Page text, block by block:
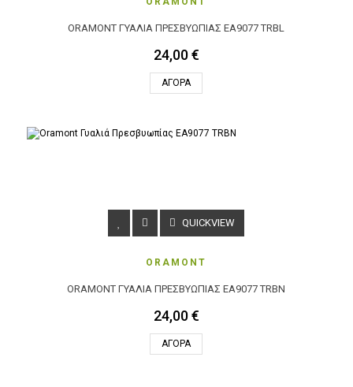
ORAMONT ΓΥΑΛΙΆ ΠΡΕΣΒΥΩΠΊΑΣ EA9077 TRBL
24,00 €
ΑΓΟΡΆ
QUICKVIEW
ORAMONT
ORAMONT ΓΥΑΛΙΆ ΠΡΕΣΒΥΩΠΊΑΣ EA9077 TRBN
24,00 €
ΑΓΟΡΆ